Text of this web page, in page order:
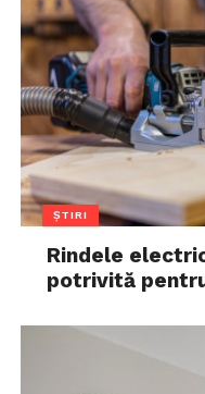
ȘTIRI
Rindele
potrivită